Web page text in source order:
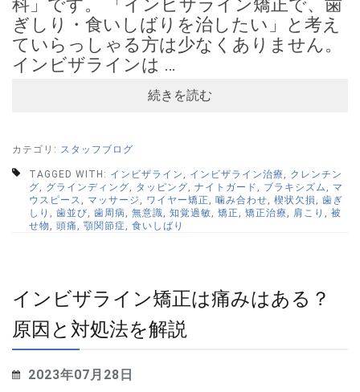
科」です。 「インビザライン矯正で、歯
ぎしり・食いしばりを治したい」と考え
ていらっしゃる方は少なくありません。
インビザラインは …
続きを読む
カテゴリ: スタッフブログ
TAGGED WITH: インビザライン , インビザライン治療, クレンチン
グ, グラインディング, タッピング, ナイトガード , ブラキシズム , マ
ウスピース , マッサージ , ワイヤー矯正 , 噛み合わせ, 楔状欠損 , 歯ぎ
しり , 歯並び, 歯周病, 無意識, 知覚過敏, 矯正 , 矯正治療, 肩こり , 被
せ物 , 頭痛 , 顎関節症, 食いしばり
インビザライン矯正は痛みはある？
原因と対処法を解説
2023年07月28日